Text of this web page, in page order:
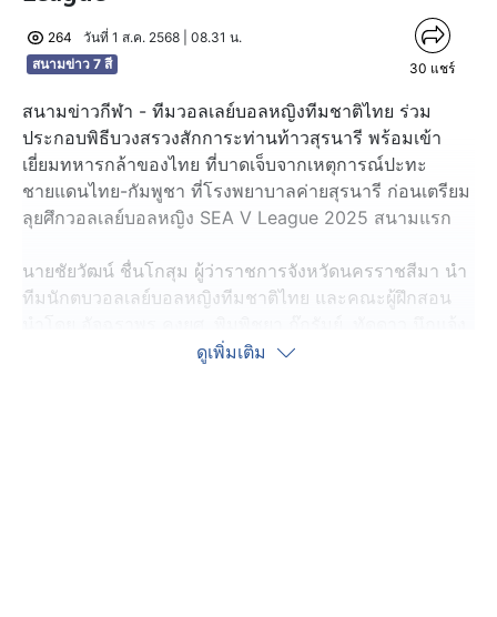
264
วันที่ 1 ส.ค. 2568 | 08.31 น.
สนามข่าว 7 สี
30 แชร์
สนามข่าวกีฬา - ทีมวอลเลย์บอลหญิงทีมชาติไทย ร่วม
ประกอบพิธีบวงสรวงสักการะท่านท้าวสุรนารี พร้อมเข้า
เยี่ยมทหารกล้าของไทย ที่บาดเจ็บจากเหตุการณ์ปะทะ
ชายแดนไทย-กัมพูชา ที่โรงพยาบาลค่ายสุรนารี ก่อนเตรียม
ลุยศึกวอลเลย์บอลหญิง SEA V League 2025 สนามแรก
นายชัยวัฒน์ ชื่นโกสุม ผู้ว่าราชการจังหวัดนครราชสีมา นำ
ทีมนักตบวอลเลย์บอลหญิงทีมชาติไทย และคณะผู้ฝึกสอน
พร้อมเพื่อนร่วมทีม และ โคชอ๊อต เกียรติพงษ์ รัชตเกรียง
ดูเพิ่มเติม